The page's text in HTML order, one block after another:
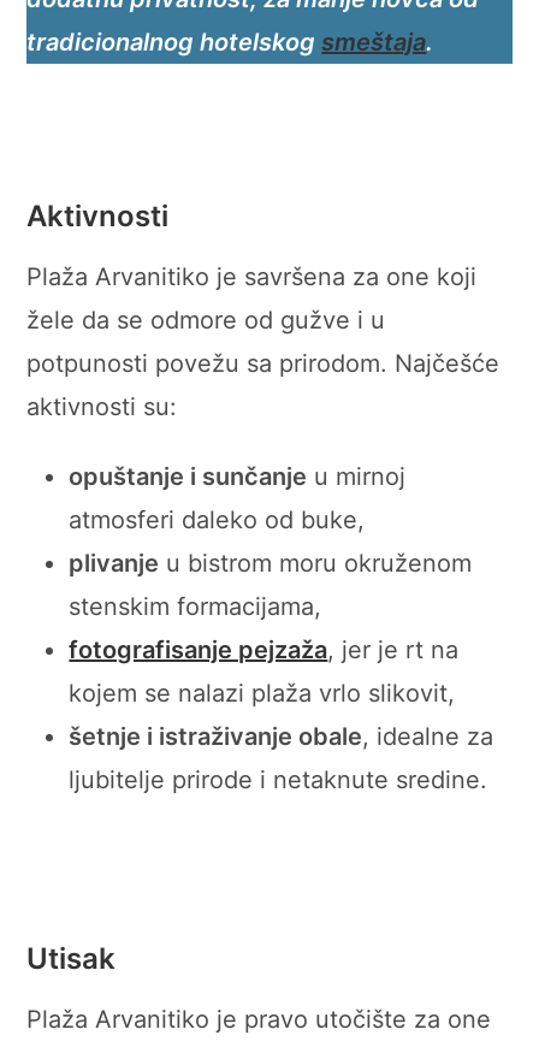
tradicionalnog hotelskogsmeštaja.
Aktivnosti
Plaža Arvanitiko je savršena za one koji
žele da se odmore od gužve i u
potpunosti povežu sa prirodom. Najčešće
aktivnosti su:
opuštanje i sunčanje u mirnoj
atmosferi daleko od buke,
plivanje u bistrom moru okruženom
stenskim formacijama,
fotografisanje pejzaža, jer je rt na
kojem se nalazi plaža vrlo slikovit,
šetnje i istraživanje obale, idealne za
ljubitelje prirode i netaknute sredine.
Utisak
Plaža Arvanitiko je pravo utočište za one